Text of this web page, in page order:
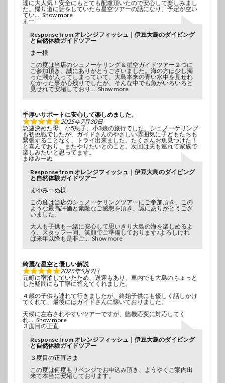
達に大人気！安全にもとても配慮頂いたので安心して楽しみまし
た。帰り道に話をしていたら星空ツアーの話になり、予定が空い
てい
Show more
まー
Response from オレンジフィッシュ｜伊豆大島のダイビング
と自然体験ガイドツアー
まー様
この度は当店のシュノーケリング＆星空ガイドツアー２つに
ご参加頂き、誠にありがとうございました。海の方は少し濁
った潮が入ってしまっていて、大島本来の青い水中を見せれ
なかった事が心残りでしたが、そんな中でも魚がいろいろと
見せれて安堵しており
Show more
手厚いサポートに安心して楽しめました。
2025年7月30日
急遽決めた母、小5息子、小3娘の旅行でした。シュノーケリング
も初挑戦でしたが、ガイドさんのやさしい雰囲気に子どもたちも
緊張することなく、トライ出来ました。たくさんお魚見つけた！
と喜んでおり、またやりたいとのこと。次回は夫も連れて家族で
楽しみたいと思ってます。
まゆみーぬ
Response from オレンジフィッシュ｜伊豆大島のダイビング
と自然体験ガイドツアー
まゆみーぬ様
この度は当店のシュノーケリングツアーにご参加頂き、この
ような最高評価と素敵なご感想を頂き、誠にありがとうござ
いました。
大人も子供も一緒に安心して思いきり大島の海を楽しめるよ
う、スタッフ一同、笑顔でご準備しております♪よろしけれ
ば来年以降も是非ご
Show more
綺麗な星空と優しい解説
2025年5月7日
元町に宿泊していたため、送迎もあり、車内でも大島のちょっと
した疑問にも丁寧に答えてくれました。
４歳の子供も連れて行きましたが、終始子供にも優しく話しかけ
てくれて、最後にはガイドさんに懐いておりました。
天候に左右されやすいツアーですが、臨機応変に対応してく
れ
Show more
３度目の正直
Response from オレンジフィッシュ｜伊豆大島のダイビング
と自然体験ガイドツアー
３度目の正直さま
この度は何度もリベンジでお申込み頂き、ようやくご案内出
来て本当に安堵しております。